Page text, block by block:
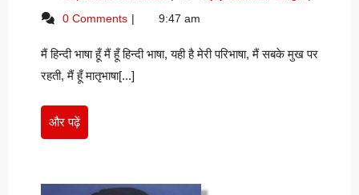
हूँ-
कुमारी
2020
रीना
0 Comments 9:47 am
मैं हिन्दी भाषा हूँ मैं हूँ हिन्दी भाषा, यही है मेरी परिभाषा, मैं सबके मुख पर
रहती, मैं हूँ मातृभाषा[...]
और पढ़ेंऔर
पढ़ें